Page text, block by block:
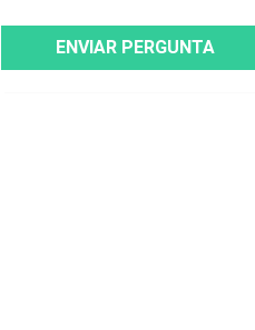
ENVIAR PERGUNTA